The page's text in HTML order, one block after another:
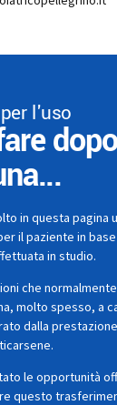
l'uso
in questa pagina
il paziente in base
in studio.
che
molto spesso, a
dalla
le opportunità
questo